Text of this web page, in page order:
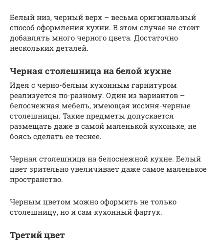
Белый низ, черный верх – весьма оригинальный
способ оформления кухни. В этом случае не стоит
добавлять много черного цвета. Достаточно
нескольких деталей.
Черная столешница на белой кухне
Идея с черно-белым кухонным гарнитуром
реализуется по-разному. Один из вариантов –
белоснежная мебель, имеющая иссиня-черные
столешницы. Такие предметы допускается
размещать даже в самой маленькой кухоньке, не
боясь сделать ее теснее.
Черная столешница на белоснежной кухне. Белый
цвет зрительно увеличивает даже самое маленькое
пространство.
Черным цветом можно оформить не только
столешницу, но и сам кухонный фартук.
Третий цвет